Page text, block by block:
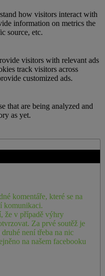
how visitors interact with
information on metrics the
source, etc.
visitors with relevant ads
track visitors across
customized ads.
that are being analyzed and
as yet.
komentáře, které se na
komunikaci.
že v případě výhry
Za prvé soutěž je
není třeba na nic
na našem facebooku